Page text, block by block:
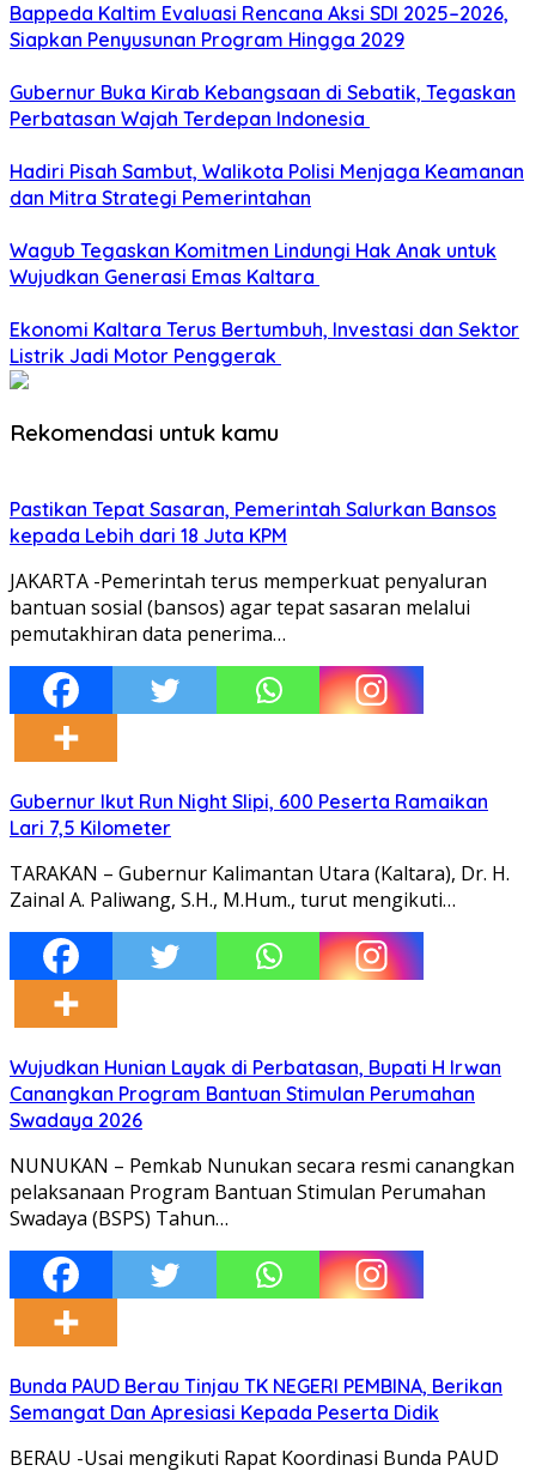
Bappeda Kaltim Evaluasi Rencana Aksi SDI 2025–2026,
Siapkan Penyusunan Program Hingga 2029
Gubernur Buka Kirab Kebangsaan di Sebatik, Tegaskan
Perbatasan Wajah Terdepan Indonesia
Hadiri Pisah Sambut, Walikota Polisi Menjaga Keamanan
dan Mitra Strategi Pemerintahan
Wagub Tegaskan Komitmen Lindungi Hak Anak untuk
Wujudkan Generasi Emas Kaltara
Ekonomi Kaltara Terus Bertumbuh, Investasi dan Sektor
Listrik Jadi Motor Penggerak
Rekomendasi untuk kamu
Pastikan Tepat Sasaran, Pemerintah Salurkan Bansos
kepada Lebih dari 18 Juta KPM
JAKARTA -Pemerintah terus memperkuat penyaluran
bantuan sosial (bansos) agar tepat sasaran melalui
pemutakhiran data penerima…
Gubernur Ikut Run Night Slipi, 600 Peserta Ramaikan
Lari 7,5 Kilometer
TARAKAN – Gubernur Kalimantan Utara (Kaltara), Dr. H.
Zainal A. Paliwang, S.H., M.Hum., turut mengikuti…
Wujudkan Hunian Layak di Perbatasan, Bupati H Irwan
Canangkan Program Bantuan Stimulan Perumahan
Swadaya 2026
NUNUKAN – Pemkab Nunukan secara resmi canangkan
pelaksanaan Program Bantuan Stimulan Perumahan
Swadaya (BSPS) Tahun…
Bunda PAUD Berau Tinjau TK NEGERI PEMBINA, Berikan
Semangat Dan Apresiasi Kepada Peserta Didik
BERAU -Usai mengikuti Rapat Koordinasi Bunda PAUD